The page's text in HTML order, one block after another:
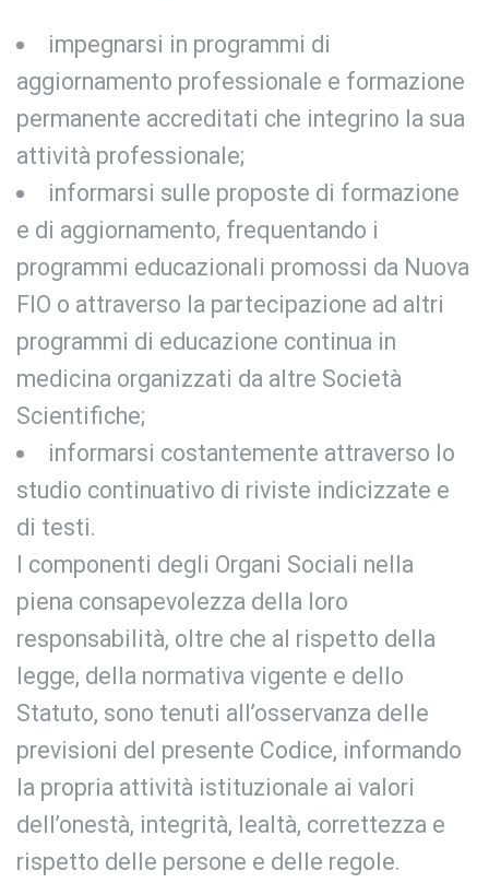
impegnarsi in programmi di
aggiornamento professionale e formazione
permanente accreditati che integrino la sua
attività professionale;
informarsi sulle proposte di formazione
e di aggiornamento, frequentando i
programmi educazionali promossi da Nuova
FIO o attraverso la partecipazione ad altri
programmi di educazione continua in
medicina organizzati da altre Società
Scientifiche;
informarsi costantemente attraverso lo
studio continuativo di riviste indicizzate e
di testi.
I componenti degli Organi Sociali nella
piena consapevolezza della loro
responsabilità, oltre che al rispetto della
legge, della normativa vigente e dello
Statuto, sono tenuti all’osservanza delle
previsioni del presente Codice, informando
la propria attività istituzionale ai valori
dell’onestà, integrità, lealtà, correttezza e
rispetto delle persone e delle regole.